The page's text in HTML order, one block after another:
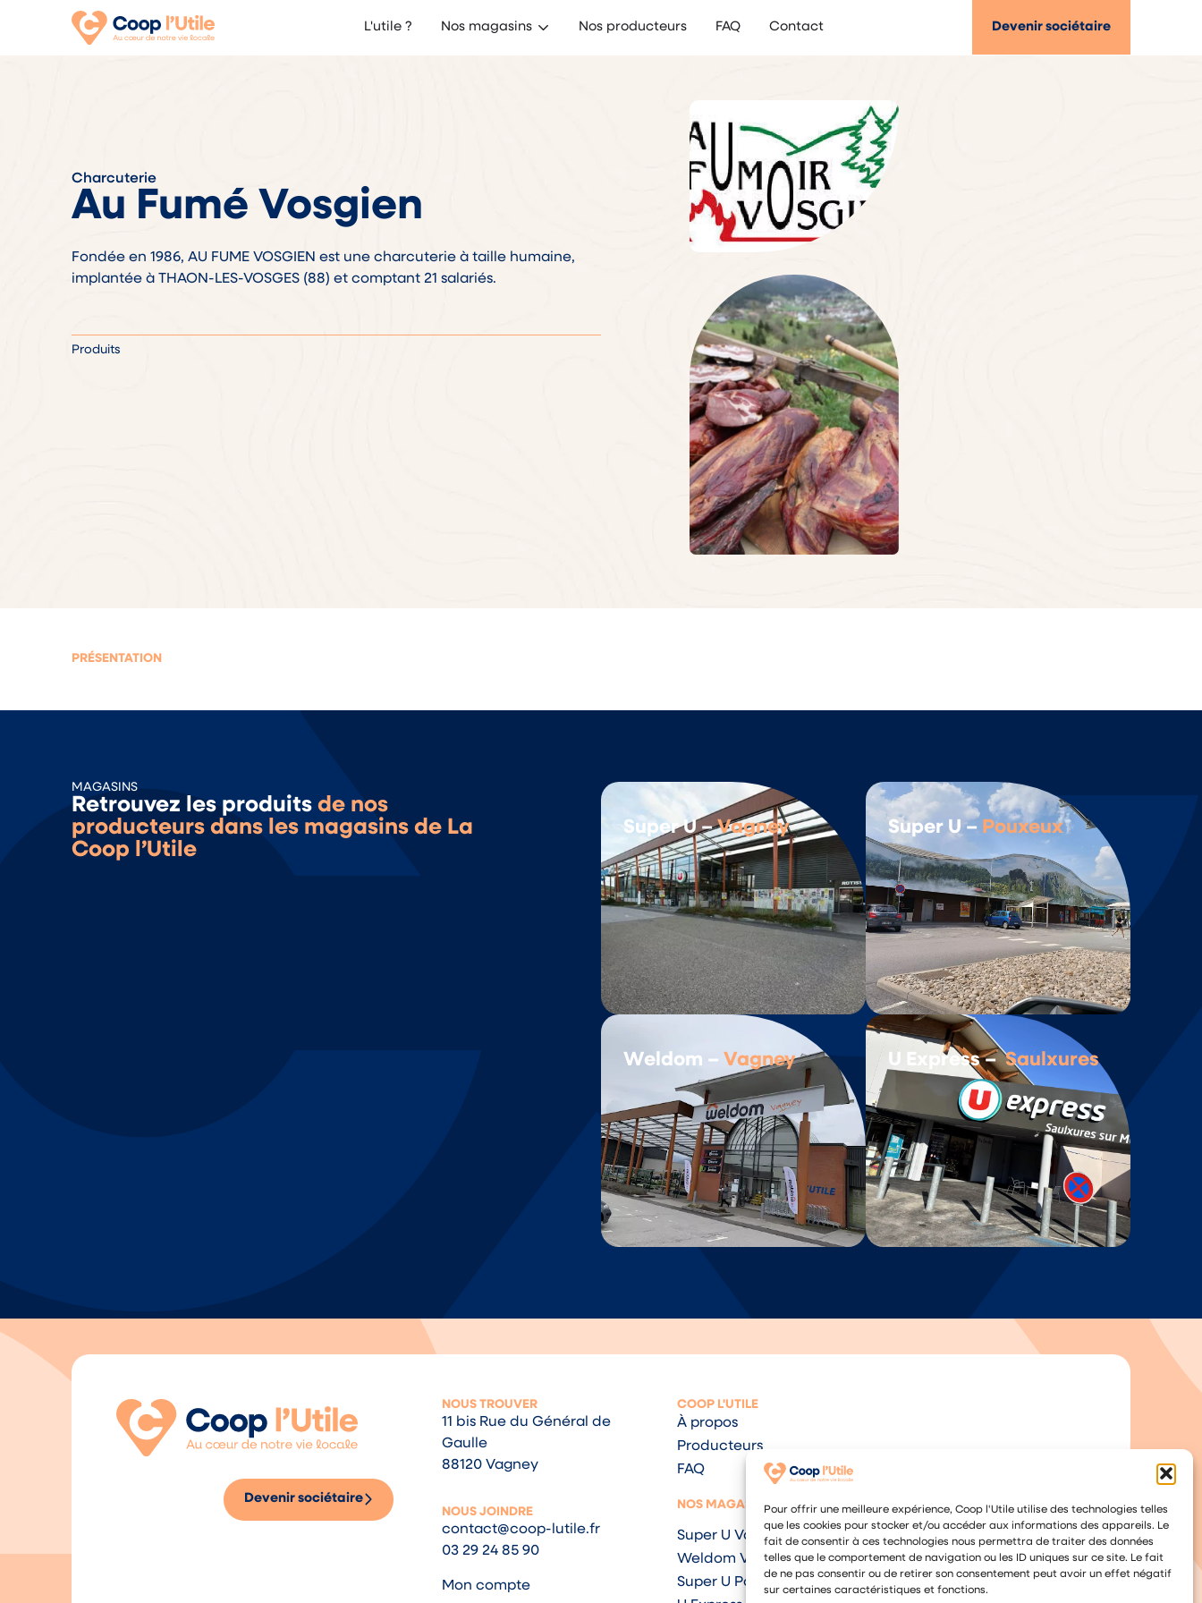
Pour offrir une meilleure expérience, Coop l'Utile utilise des technologies telles
que les cookies pour stocker et/ou accéder aux informations des appareils. Le
fait de consentir à ces technologies nous permettra de traiter des données
telles que le comportement de navigation ou les ID uniques sur ce site. Le fait
de ne pas consentir ou de retirer son consentement peut avoir un effet négatif
sur certaines caractéristiques et fonctions.
L'utile ? Nos magasins Nos producteurs FAQ Contact Devenir sociétaire
Charcuterie
Au Fumé Vosgien
Fondée en 1986, AU FUME VOSGIEN est une charcuterie à taille humaine,
implantée à THAON-LES-VOSGES (88) et comptant 21 salariés.
Produits
PRÉSENTATION
MAGASINS
Retrouvez les produits de nos
producteurs dans les magasins de La
Coop l’Utile
Super U –Vagney Super U – Pouxeux
Weldom – Vagney U Express –Saulxures
Devenir sociétaire
NOUS TROUVER
11 bis Rue du Général de
Gaulle
88120 Vagney
NOUS JOINDRE
contact@coop-lutile.fr
03 29 24 85 90
Mon compte
COOP L'UTILE
À propos
Producteurs
FAQ
NOS MAGASINS
Super U Vagney
Weldom Vagney
Super U Pouxeux